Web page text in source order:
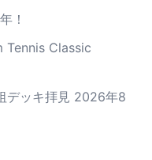
！
Tennis Classic
デッキ拝見 2026年8